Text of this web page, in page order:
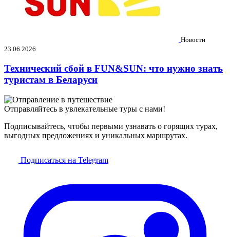
Новости
23.06.2026
Технический сбой в FUN&SUN: что нужно знать
туристам в Беларуси
Отправляйтесь в увлекательные туры с нами!
Подписывайтесь, чтобы первыми узнавать о горящих турах,
выгодных предложениях и уникальных маршрутах.
Подписаться на Telegram